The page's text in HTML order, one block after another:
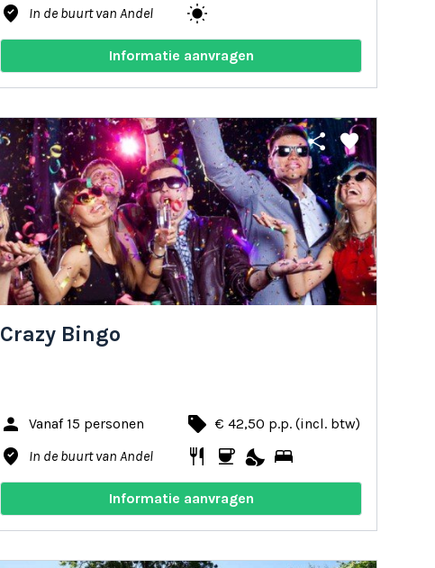
where_to_vote In de buurt van Andel wb_sunny
Informatie aanvragen
share favorite
Crazy Bingo
person Vanaf 15 personen local_offer € 42,50 p.p. (incl. btw)
where_to_vote In de buurt van Andel restaurant coffee nights_stay bed
Informatie aanvragen